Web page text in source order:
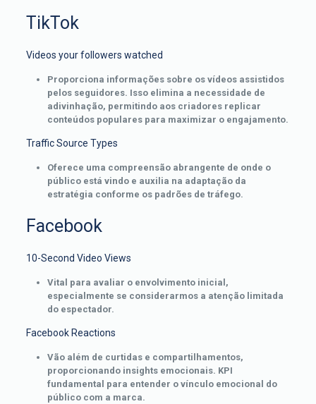
TikTok
Videos your followers watched
Proporciona informações sobre os vídeos assistidos
pelos seguidores. Isso elimina a necessidade de
adivinhação, permitindo aos criadores replicar
conteúdos populares para maximizar o engajamento.
Traffic Source Types
Oferece uma compreensão abrangente de onde o
público está vindo e auxilia na adaptação da
estratégia conforme os padrões de tráfego.
Facebook
10-Second Video Views
Vital para avaliar o envolvimento inicial,
especialmente se considerarmos a atenção limitada
do espectador.
Facebook Reactions
Vão além de curtidas e compartilhamentos,
proporcionando insights emocionais. KPI
fundamental para entender o vínculo emocional do
público com a marca.